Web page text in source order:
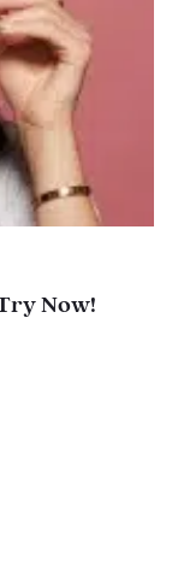
Now!